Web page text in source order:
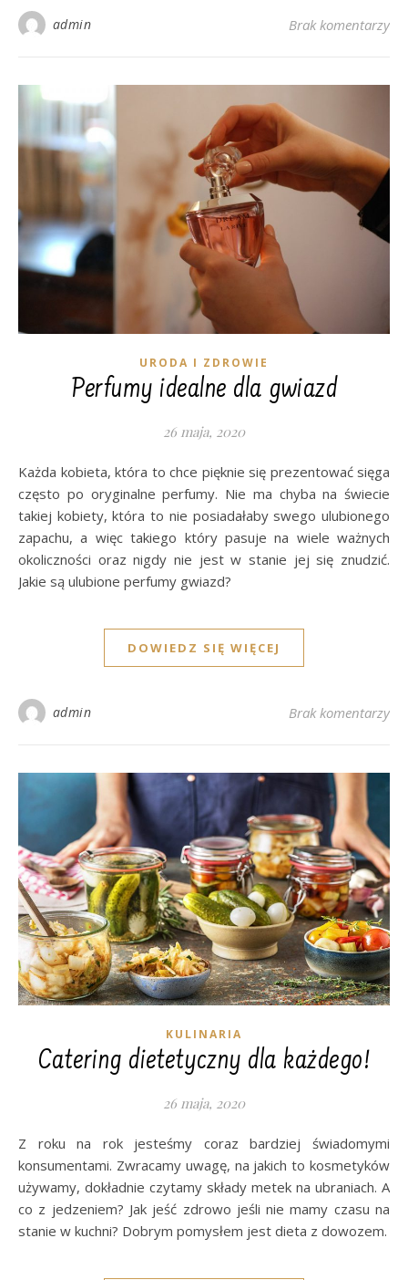
admin Brak komentarzy
URODA I ZDROWIE
Perfumy idealne dla gwiazd
26 maja, 2020
Każda kobieta, która to chce pięknie się prezentować sięga
często po oryginalne perfumy. Nie ma chyba na świecie
takiej kobiety, która to nie posiadałaby swego ulubionego
zapachu, a więc takiego który pasuje na wiele ważnych
okoliczności oraz nigdy nie jest w stanie jej się znudzić.
Jakie są ulubione perfumy gwiazd?
DOWIEDZ SIĘ WIĘCEJ
admin Brak komentarzy
KULINARIA
Catering dietetyczny dla każdego!
26 maja, 2020
Z roku na rok jesteśmy coraz bardziej świadomymi
konsumentami. Zwracamy uwagę, na jakich to kosmetyków
używamy, dokładnie czytamy składy metek na ubraniach. A
co z jedzeniem? Jak jeść zdrowo jeśli nie mamy czasu na
stanie w kuchni? Dobrym pomysłem jest dieta z dowozem.